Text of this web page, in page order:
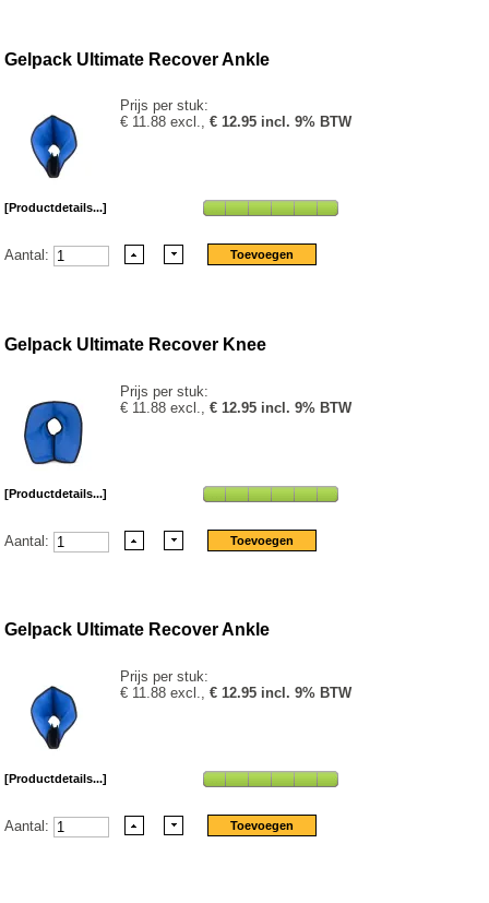
Gelpack Ultimate Recover Ankle
Prijs per stuk:
€ 11.88 excl.,€ 12.95 incl. 9% BTW
[Productdetails...]
Aantal:
Gelpack Ultimate Recover Knee
Prijs per stuk:
€ 11.88 excl.,€ 12.95 incl. 9% BTW
[Productdetails...]
Aantal:
Gelpack Ultimate Recover Ankle
Prijs per stuk:
€ 11.88 excl.,€ 12.95 incl. 9% BTW
[Productdetails...]
Aantal: